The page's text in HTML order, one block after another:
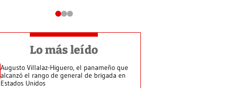
Lo más leído
Augusto Villalaz-Higuero, el panameño que
alcanzó el rango de general de brigada en
Estados Unidos